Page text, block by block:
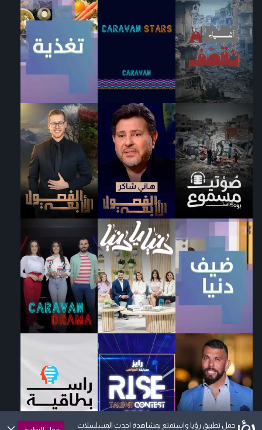
حمل تطبيق رؤيا واستمتع بمشاهدة احدث المسلسلات